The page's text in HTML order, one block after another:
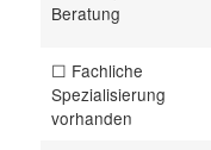
Beratung
☐ Fachliche
Spezialisierung
vorhanden